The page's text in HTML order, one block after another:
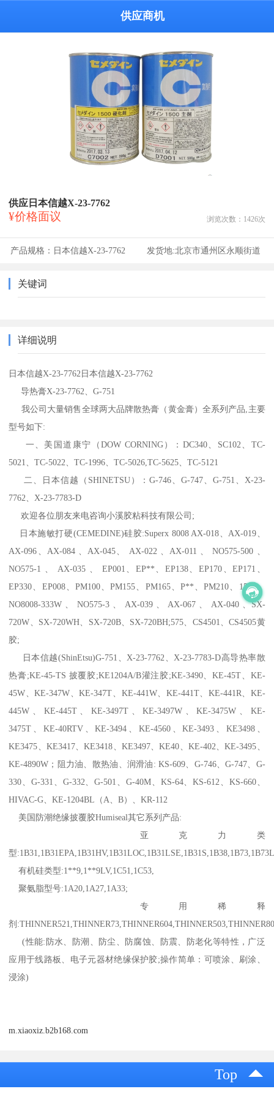
供应商机
供应日本信越X-23-7762
¥价格面议 浏览次数： 1426次
产品规格： 日本信越X-23-7762 发货地:北京市通州区永顺街道
关键词
详细说明
日本信越X-23-7762日本信越X-23-7762
导热膏X-23-7762、G-751
我公司大量销售全球两大品牌散热膏（黄金膏）全系列产品,主要
型号如下:
一、美国道康宁（DOW CORNING）：DC340、SC102、TC-
5021、TC-5022、TC-1996、TC-5026,TC-5625、TC-5121
二、日本信越（SHINETSU）：G-746、G-747、G-751、X-23-
7762、X-23-7783-D
欢迎各位朋友来电咨询小溪胶粘科技有限公司;
日本施敏打硬(CEMEDINE)硅胶:Superx 8008 AX-018、AX-019、
AX-096、AX-084 、AX-045、 AX-022 、AX-011 、 NO575-500 、
NO575-1 、 AX-035 、 EP001、EP**、EP138、EP170、EP171、
EP330、EP008、PM100、PM155、PM165、P**、PM210、1500、
NO8008-333W 、 NO575-3 、 AX-039 、 AX-067 、 AX-040 、SX-
720W、SX-720WH、SX-720B、SX-720BH;575、CS4501、CS4505黄
胶;
日本信越(ShinEtsu)G-751、X-23-7762、X-23-7783-D高导热率散
热膏;KE-45-TS 披覆胶;KE1204A/B灌注胶;KE-3490、KE-45T、KE-
45W、KE-347W、KE-347T、KE-441W、KE-441T、KE-441R、KE-
445W、KE-445T、KE-3497T、KE-3497W、KE-3475W、KE-
3475T、KE-40RTV、KE-3494、KE-4560、KE-3493、KE3498、
KE3475、KE3417、KE3418、KE3497、KE40、KE-402、KE-3495、
KE-4890W；阻力油、散热油、润滑油: KS-609、G-746、G-747、G-
330、G-331、G-332、G-501、G-40M、KS-64、KS-612、KS-660、
HIVAC-G、KE-1204BL（A、B）、KR-112
美国防潮绝缘披覆胶Humiseal其它系列产品:
亚克力类
型
有机硅类型:1**9,1**9LV,1C51,1C53,
聚氨脂型号:1A20,1A27,1A33;
专用稀释
剂
(性能:防水、防潮、防尘、防腐蚀、防震、防老化等特性，广泛
应用于线路板、电子元器材绝缘保护胶;操作简单：可喷涂、刷涂、
浸涂)
m.xiaoxiz.b2b168.com
Top